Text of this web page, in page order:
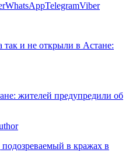
WhatsAppTelegramViber
так и не открыли в Астане:
жителей предупредили об
в кражах в